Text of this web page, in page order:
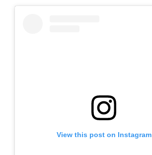
View this post on Instagram